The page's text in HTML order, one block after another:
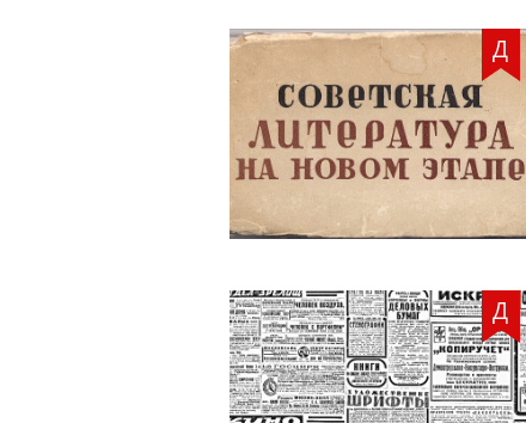
Д
Д